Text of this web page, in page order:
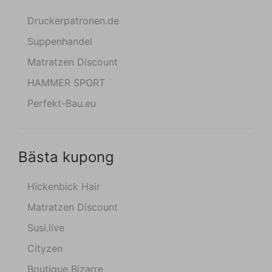
Druckerpatronen.de
Suppenhandel
Matratzen Discount
HAMMER SPORT
Perfekt-Bau.eu
Bästa kupong
Hickenbick Hair
Matratzen Discount
Susi.live
Cityzen
Boutique Bizarre